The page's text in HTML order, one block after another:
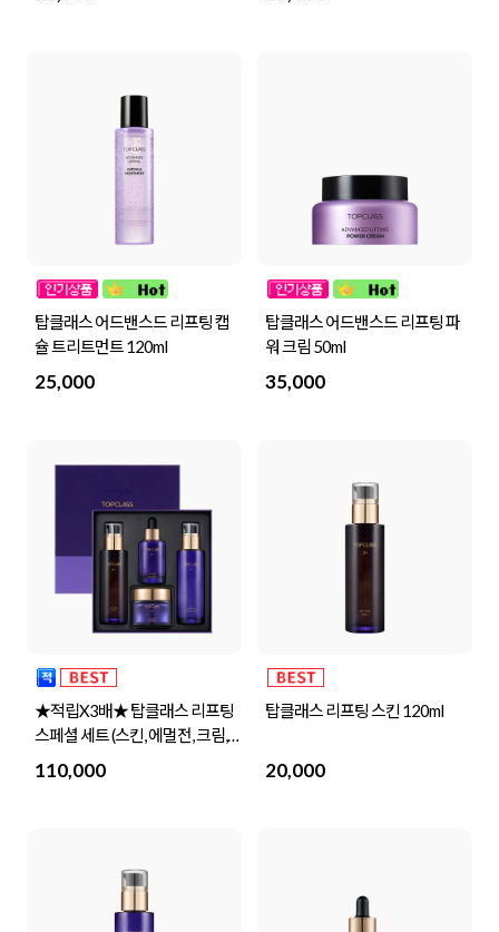
탑클래스 어드밴스드 리프팅 캡
슐 트리트먼트 120ml
25,000
탑클래스 어드밴스드 리프팅 파
워 크림 50ml
35,000
★적립X3배★ 탑클래스 리프팅
스페셜 세트 (스킨, 에멀전, 크림,
110,000
탑클래스 리프팅 스킨 120ml
20,000